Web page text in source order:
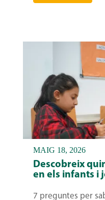
Descobreix
en els infants i
7 preguntes per
MAIG 18, 2026